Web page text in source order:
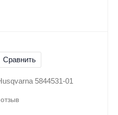
Сравнить
5844531-01